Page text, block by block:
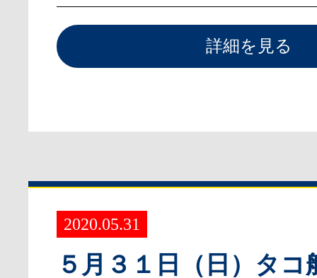
詳細を見る
2020.05.31
５月３１日（日）タコ